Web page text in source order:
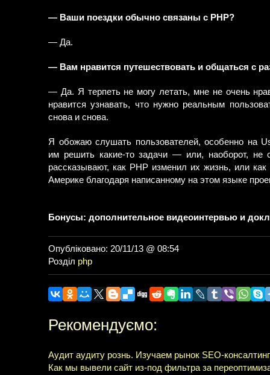
— Ваши поездки обычно связаны с PHP?
— Да.
— Вам нравится путешествовать и общаться с
— Да. Я терпеть не могу летать, мне не очень
нравится узнавать, что нужно реальным
снова и снова.
Я обожаю слушать пользователей, особенно на
им решить какие-то задачи — или, наоборот, не
рассказывают, как PHP изменил их жизнь, или
Америке благодаря написанному на этом языке
Бонусы: дополнительное видеоинтервью и
Опубліковано: 20/11/13 @ 08:54
Розділ php
Рекомендуємо:
Аудит аудиту рознь. Изучаем рынок SEO-
Как мы вывели сайт из-под фильтра за